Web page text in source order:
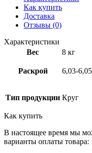
Как купить
Доставка
Отзывы (0)
Характеристики
Вес
8 кг
Раскрой 6,03-6,05
Тип продукции Круг
Как купить
В настоящее время мы
варианты оплаты товара: